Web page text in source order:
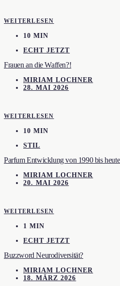
WEITERLESEN
10 MIN
ECHT JETZT
Frauen an die Waffen?!
MIRIAM LOCHNER
28. MAI 2026
WEITERLESEN
10 MIN
STIL
Parfum Entwicklung von 1990 bis
MIRIAM LOCHNER
20. MAI 2026
WEITERLESEN
1 MIN
ECHT JETZT
Buzzword Neurodiversität?
MIRIAM LOCHNER
18. MÄRZ 2026